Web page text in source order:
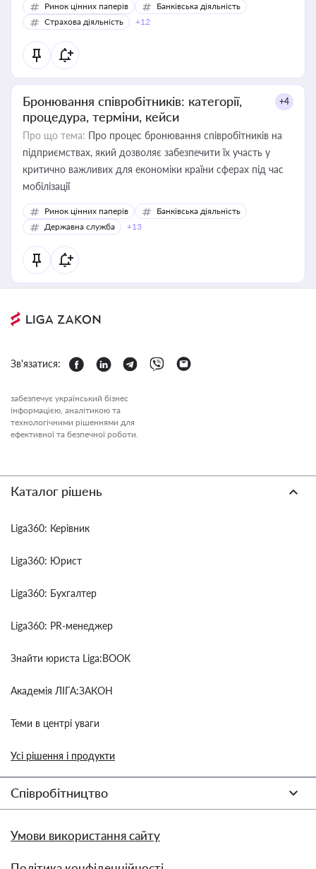
Ринок цінних паперів
Банківська діяльність
Страхова діяльність
+12
Бронювання співробітників: категорії,
процедура, терміни, кейси
+4
Про що тема: Про процес бронювання співробітників на
підприємствах, який дозволяє забезпечити їх участь у
критично важливих для економіки країни сферах під час
мобілізації
Ринок цінних паперів
Банківська діяльність
Державна служба
+13
Зв'язатися:
забезпечує український бізнес
інформацією, аналітикою та
технологічними рішеннями для
ефективної та безпечної роботи.
Каталог рішень
Liga360: Керівник
Liga360: Юрист
Liga360: Бухгалтер
Liga360: PR-менеджер
Знайти юриста Liga:BOOK
Академія ЛІГА:ЗАКОН
Теми в центрі уваги
Усі рішення і продукти
Співробітництво
Умови використання сайту